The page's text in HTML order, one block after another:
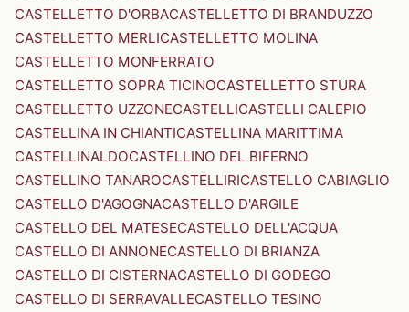
CASTELLETTO D'ORBACASTELLETTO DI BRANDUZZO
CASTELLETTO MERLICASTELLETTO MOLINA
CASTELLETTO MONFERRATO
CASTELLETTO SOPRA TICINOCASTELLETTO STURA
CASTELLETTO UZZONECASTELLICASTELLI CALEPIO
CASTELLINA IN CHIANTICASTELLINA MARITTIMA
CASTELLINALDOCASTELLINO DEL BIFERNO
CASTELLINO TANAROCASTELLIRICASTELLO CABIAGLIO
CASTELLO D'AGOGNACASTELLO D'ARGILE
CASTELLO DEL MATESECASTELLO DELL'ACQUA
CASTELLO DI ANNONECASTELLO DI BRIANZA
CASTELLO DI CISTERNACASTELLO DI GODEGO
CASTELLO DI SERRAVALLECASTELLO TESINO